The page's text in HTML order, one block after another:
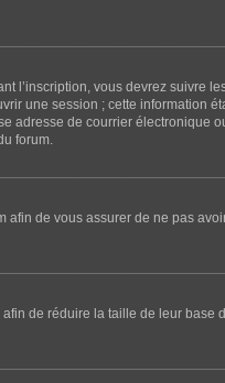
l’inscription, vous devrez suivre
une session ; cette information
adresse de courrier électronique
forum.
afin de vous assurer de ne pas
de réduire la taille de leur base